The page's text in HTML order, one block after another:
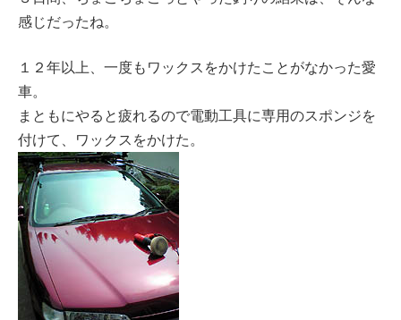
感じだったね。
１２年以上、一度もワックスをかけたことがなかった愛
車。
まともにやると疲れるので電動工具に専用のスポンジを
付けて、ワックスをかけた。